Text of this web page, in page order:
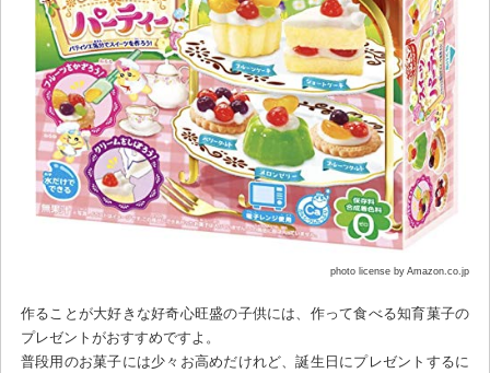
photo license by Amazon.co.jp
作ることが大好きな好奇心旺盛の子供には、作って食べる知育菓子の
プレゼントがおすすめですよ。
普段用のお菓子には少々お高めだけれど、誕生日にプレゼントするに